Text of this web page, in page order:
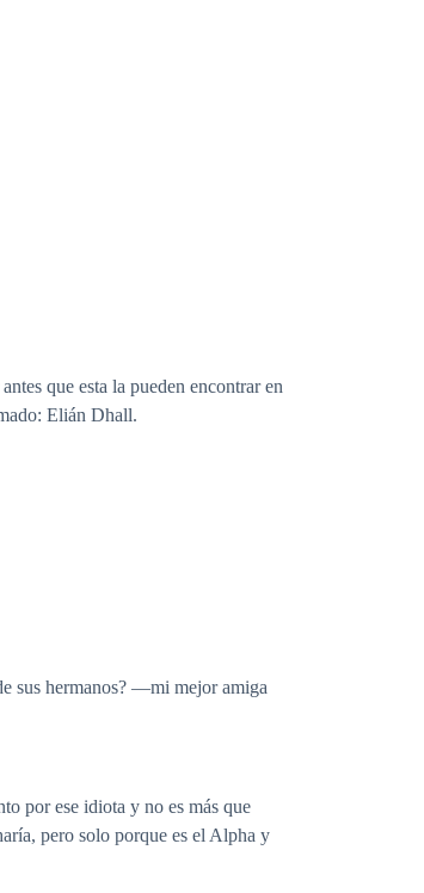
que esta la pueden encontrar en
Elián Dhall.
sus hermanos? —mi mejor amiga
por ese idiota y no es más que
pero solo porque es el Alpha y